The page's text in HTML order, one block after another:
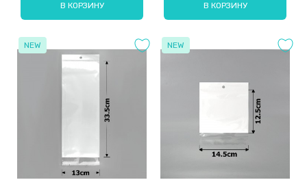
В КОРЗИНУ В КОРЗИНУ
NEW NEW